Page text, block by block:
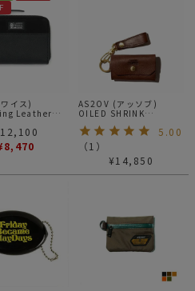
イス)
Leather
別注
12,100
8,470
AS2OV (アッソブ)
OILED SHRINK
LEATHER KEY CASE /
キーケース
5.00
（1 ）
¥14,850